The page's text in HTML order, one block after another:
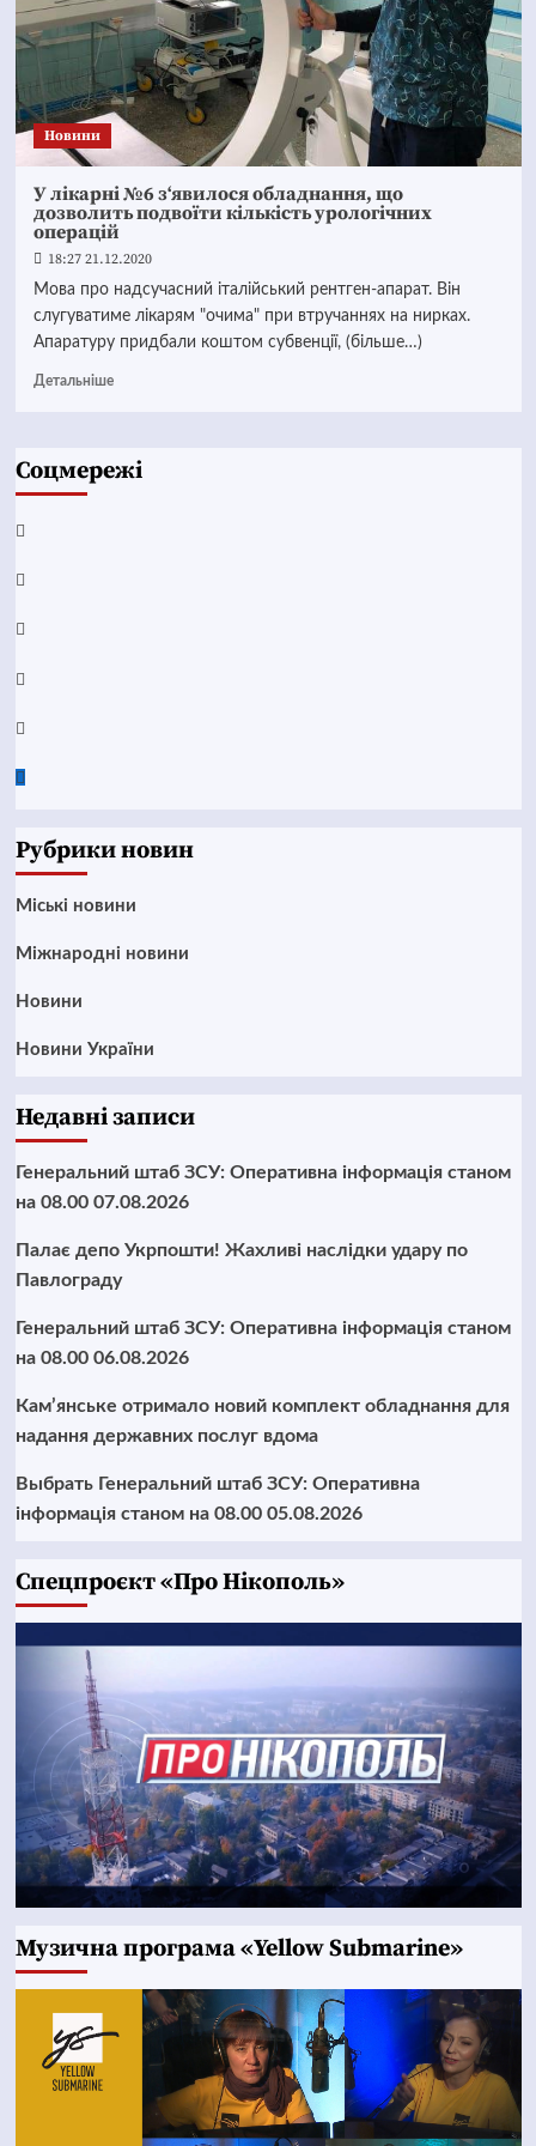
Новини
У лікарні №6 з‘явилося обладнання, що
дозволить подвоїти кількість урологічних
операцій
18:27 21.12.2020
Мова про надсучасний італійський рентген-апарат. Він
слугуватиме лікарям "очима" при втручаннях на нирках.
Апаратуру придбали коштом субвенції, (більше…)
Детальніше
Соцмережі
Facebook
YouTube
Telegram
Instagram
Twitter
Google
Рубрики новин
Mіські новини
Міжнародні новини
Новини
Новини України
Недавні записи
Генеральний штаб ЗСУ: Оперативна інформація станом
на 08.00 07.08.2026
Палає депо Укрпошти! Жахливі наслідки удару по
Павлограду
Генеральний штаб ЗСУ: Оперативна інформація станом
на 08.00 06.08.2026
Кам’янське отримало новий комплект обладнання для
надання державних послуг вдома
Выбрать Генеральний штаб ЗСУ: Оперативна
інформація станом на 08.00 05.08.2026
Cпецпроєкт «Про Нікополь»
Музична програма «Yellow Submarine»